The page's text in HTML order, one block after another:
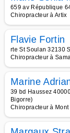
659 av République
Chiropracteur à Artix
Flavie Fortin
rte St Soulan 32130
Chiropracteur à
Marine
39 bd Haussez
Bigorre)
Chiropracteur à Mont